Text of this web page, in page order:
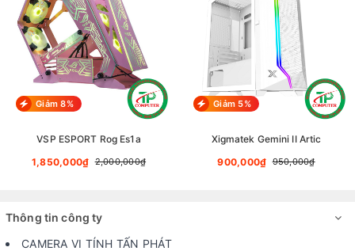
Giảm 8%
VSP ESPORT Rog Es1a
1,850,000₫ 2,000,000₫
Giảm 5%
Xigmatek Gemini II Artic
900,000₫ 950,000₫
Thông tin công ty
CAMERA VI TÍNH TẤN PHÁT